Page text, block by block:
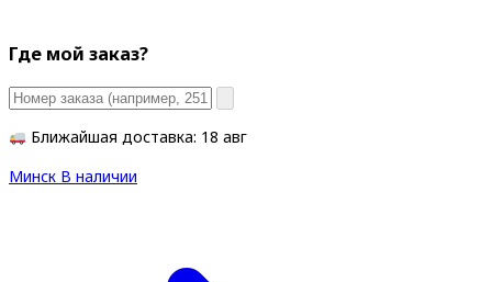
Где мой заказ?
Ближайшая доставка: 18 авг
Минск В наличии